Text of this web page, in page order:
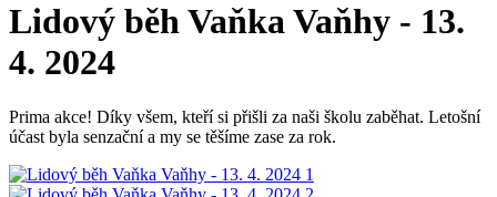
Lidový běh Vaňka Vaňhy - 13.
4. 2024
Prima akce! Díky všem, kteří si přišli za naši školu zaběhat. Letošní
účast byla senzační a my se těšíme zase za rok.